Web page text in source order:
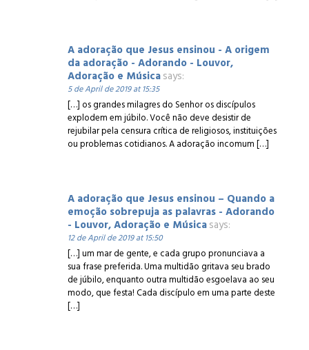
A adoração que Jesus ensinou - A origem
da adoração - Adorando - Louvor,
Adoração e Músicasays:
5 de April de 2019 at 15:35
[…] os grandes milagres do Senhor os discípulos
explodem em júbilo. Você não deve desistir de
rejubilar pela censura crítica de religiosos, instituições
ou problemas cotidianos. A adoração incomum […]
A adoração que Jesus ensinou – Quando a
emoção sobrepuja as palavras - Adorando
- Louvor, Adoração e Músicasays:
12 de April de 2019 at 15:50
[…] um mar de gente, e cada grupo pronunciava a
sua frase preferida. Uma multidão gritava seu brado
de júbilo, enquanto outra multidão esgoelava ao seu
modo, que festa! Cada discípulo em uma parte deste
[…]